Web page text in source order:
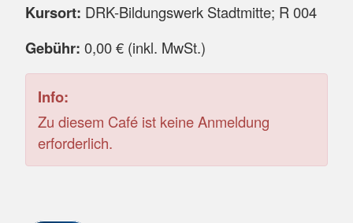
Kursort: DRK-Bildungswerk Stadtmitte; R 004
Gebühr: 0,00 € (inkl. MwSt.)
Info:
Zu diesem Café ist keine Anmeldung
erforderlich.